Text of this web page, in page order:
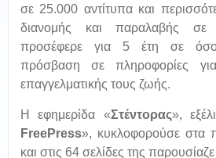
σε 25.000 αντίτυπα και
διανομής και παραλαβής
προσέφερε για 5 έτη σε
πρόσβαση σε πληροφορίες
επαγγελματικής τους ζωής.
Η εφημερίδα «Στέντορας»,
FreePress», κυκλοφορούσε στα
και στις 64 σελίδες της